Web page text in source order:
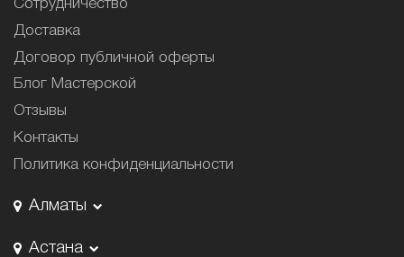
Сотрудничество
Доставка
Договор публичной оферты
Блог Мастерской
Отзывы
Контакты
Политика конфиденциальности
Алматы
Астана